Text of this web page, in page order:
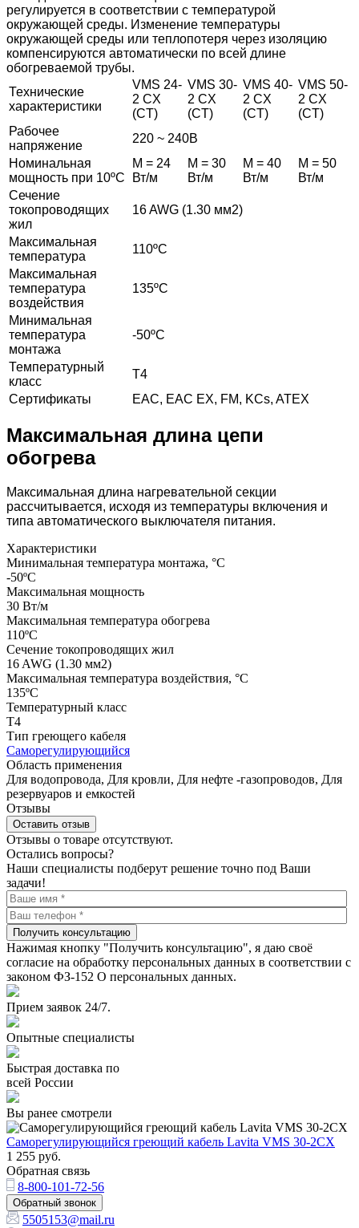
регулируется в соответствии с температурой
окружающей среды. Изменение температуры
окружающей среды или теплопотеря через изоляцию
компенсируются автоматически по всей длине
обогреваемой трубы.
Технические
характеристики
VMS 24-
2 CX
(CT)
VMS 30-
2 CX
(CT)
VMS 40-
2 CX
(CT)
VMS 50-
2 CX
(CT)
Рабочее
напряжение
220 ~ 240В
Номинальная
мощность при 10ºС
М = 24
Вт/м
М = 30
Вт/м
М = 40
Вт/м
М = 50
Вт/м
Сечение
токопроводящих
жил
16 AWG (1.30 мм2)
Максимальная
температура
110ºС
Максимальная
температура
воздействия
135ºС
Минимальная
температура
монтажа
-50ºС
Температурный
класс
Т4
Сертификаты
EAC, EAC EX, FM, KCs, ATEX
Максимальная длина цепи
обогрева
Максимальная длина нагревательной секции
рассчитывается, исходя из температуры включения и
типа автоматического выключателя питания.
Характеристики
Минимальная температура монтажа, °С
-50ºС
Максимальная мощность
30 Вт/м
Максимальная температура обогрева
110ºС
Сечение токопроводящих жил
16 AWG (1.30 мм2)
Максимальная температура воздействия, °C
135ºС
Температурный класс
Т4
Тип греющего кабеля
Саморегулирующийся
Область применения
Для водопровода, Для кровли, Для нефте -газопроводов, Для
резервуаров и емкостей
Отзывы
Оставить отзыв
Отзывы о товаре отсутствуют.
Остались вопросы?
Наши специалисты подберут решение точно под Ваши
задачи!
Получить консультацию
Нажимая кнопку "Получить консультацию", я даю своё
согласие на обработку персональных данных в соответствии с
законом ФЗ-152 О персональных данных.
Прием заявок 24/7.
Опытные специалисты
Быстрая доставка по
всей России
Вы ранее смотрели
Саморегулирующийся греющий кабель Lavita VMS 30-2CX
1 255 руб.
Обратная связь
8-800-101-72-56
Обратный звонок
5505153@mail.ru